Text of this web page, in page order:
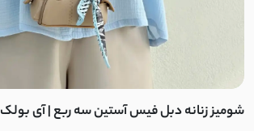
شومیز زنانه دبل فیس آستین سه ربع | آی بولک